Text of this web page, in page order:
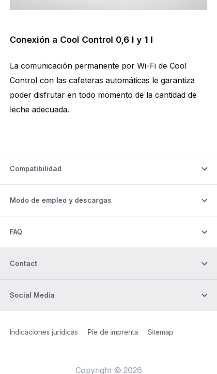
Conexión a Cool Control 0,6 l y 1 l
La comunicación permanente por Wi-Fi de Cool
Control con las cafeteras automáticas le garantiza
poder disfrutar en todo momento de la cantidad de
leche adecuada.
Compatibilidad
Modo de empleo y descargas
FAQ
Contact
Social Media
Site Web
[Website information]
Indicaciones jurídicas Pie de imprenta Sitemap
Copyright © 2026